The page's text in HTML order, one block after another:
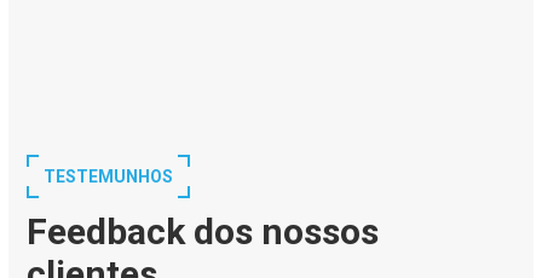
TESTEMUNHOS
Feedback dos nossos